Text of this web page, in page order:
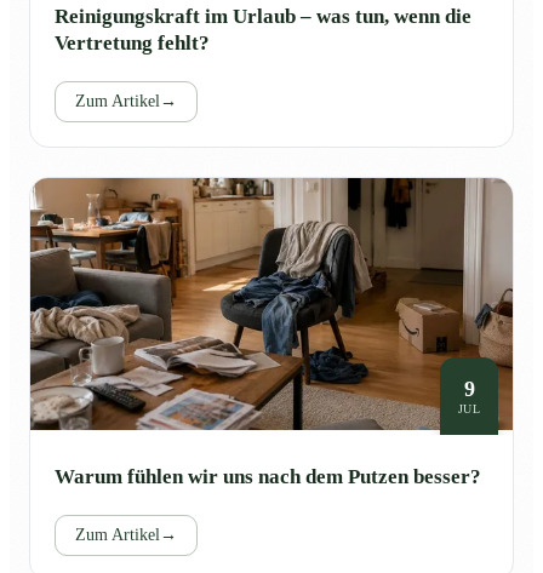
Reinigungskraft im Urlaub – was tun, wenn die
Vertretung fehlt?
Zum Artikel→
9
JUL
Warum fühlen wir uns nach dem Putzen besser?
Zum Artikel→